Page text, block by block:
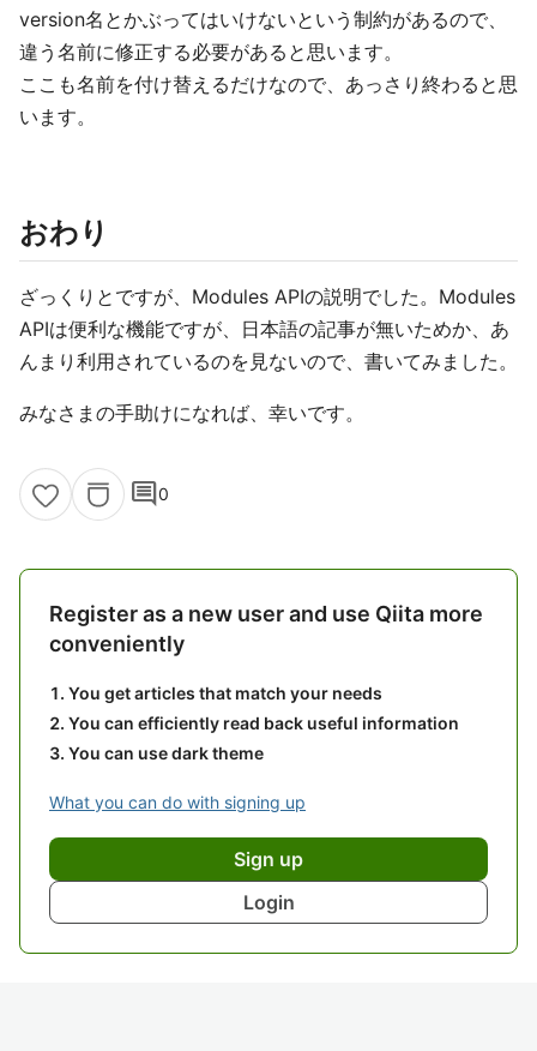
version名とかぶってはいけないという制約があるので、
違う名前に修正する必要があると思います。
ここも名前を付け替えるだけなので、あっさり終わると思
います。
おわり
ざっくりとですが、Modules APIの説明でした。Modules
APIは便利な機能ですが、日本語の記事が無いためか、あ
んまり利用されているのを見ないので、書いてみました。
みなさまの手助けになれば、幸いです。
comment0
Register as a new user and use Qiita more
conveniently
You get articles that match your needs
You can efficiently read back useful information
You can use dark theme
What you can do with signing up
Sign up
Login